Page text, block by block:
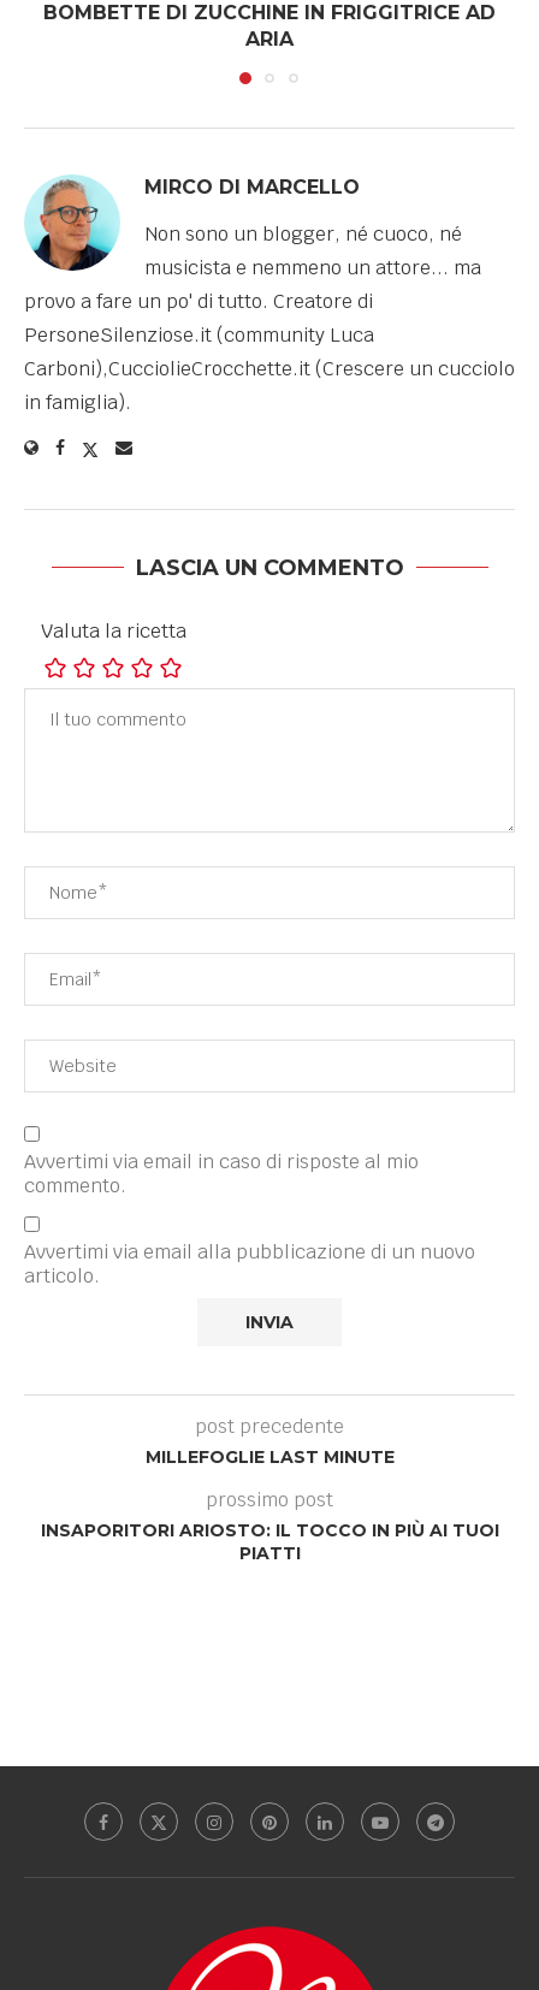
BOMBETTE DI ZUCCHINE IN FRIGGITRICE AD
ARIA
MIRCO DI MARCELLO
Non sono un blogger, né cuoco, né
musicista e nemmeno un attore... ma
provo a fare un po' di tutto. Creatore di
PersoneSilenziose.it (community Luca
Carboni),CucciolieCrocchette.it (Crescere un cucciolo
in famiglia).
LASCIA UN COMMENTO
Valuta la ricetta
Avvertimi via email in caso di risposte al mio
commento.
Avvertimi via email alla pubblicazione di un nuovo
articolo.
post precedente
MILLEFOGLIE LAST MINUTE
prossimo post
INSAPORITORI ARIOSTO: IL TOCCO IN PIÙ AI TUOI
PIATTI